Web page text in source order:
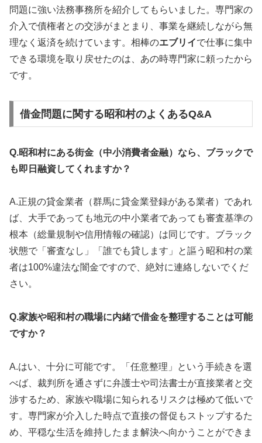
問題に強い法務事務所を紹介してもらいました。専門家の
介入で債権者との交渉がまとまり、事業を継続しながら無
理なく返済を続けています。相棒のエブリイで仕事に集中
できる環境を取り戻せたのは、あの時専門家に頼ったから
です。
借金問題に関する昭和村のよくあるQ&A
Q.昭和村にある街金（中小消費者金融）なら、ブラックで
も即日融資してくれますか？
A.正規の貸金業者（群馬に貸金業登録がある業者）であれ
ば、大手であっても地元の中小業者であっても審査基準の
根本（総量規制や信用情報の確認）は同じです。ブラック
状態で「審査なし」「誰でも貸します」と謳う昭和村の業
者は100%違法な闇金ですので、絶対に連絡しないでくだ
さい。
Q.家族や昭和村の職場に内緒で借金を整理することは可能
ですか？
A.はい、十分に可能です。「任意整理」という手続きを選
べば、裁判所を通さずに弁護士や司法書士が直接業者と交
渉するため、家族や職場に知られるリスクは極めて低いで
す。専門家が介入した時点で直接の督促もストップするた
め、平穏な生活を維持したまま解決へ向かうことができま